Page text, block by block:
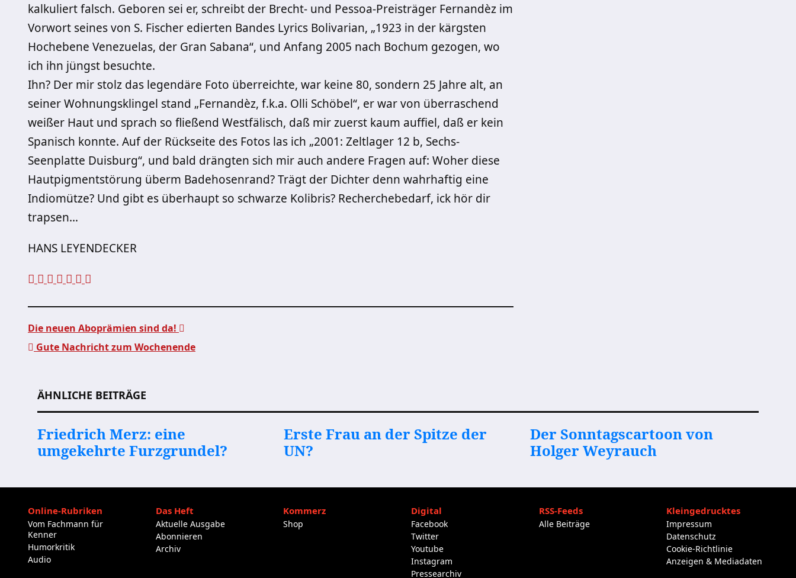
kalkuliert falsch. Geboren sei er, schreibt der Brecht- und Pessoa-Preisträger Fernandèz im
Vorwort seines von S. Fischer edierten Bandes Lyrics Bolivarian, „1923 in der kärgsten
Hochebene Venezuelas, der Gran Sabana“, und Anfang 2005 nach Bochum gezogen, wo
ich ihn jüngst besuchte.
Ihn? Der mir stolz das legendäre Foto überreichte, war keine 80, sondern 25 Jahre alt, an
seiner Wohnungsklingel stand „Fernandèz, f.k.a. Olli Schöbel“, er war von überraschend
weißer Haut und sprach so fließend Westfälisch, daß mir zuerst kaum auffiel, daß er kein
Spanisch konnte. Auf der Rückseite des Fotos las ich „2001: Zeltlager 12 b, Sechs-
Seenplatte Duisburg“, und bald drängten sich mir auch andere Fragen auf: Woher diese
Hautpigmentstörung überm Badehosenrand? Trägt der Dichter denn wahrhaftig eine
Indiomütze? Und gibt es überhaupt so schwarze Kolibris? Recherchebedarf, ick hör dir
trapsen…
HANS LEYENDECKER
Die neuen Aboprämien sind da!
Gute Nachricht zum Wochenende
ÄHNLICHE BEITRÄGE
Friedrich Merz: eine
umgekehrte Furzgrundel?
Erste Frau an der Spitze der
UN?
Der Sonntagscartoon von
Holger Weyrauch
Online-Rubriken
Vom Fachmann für
Kenner
Humorkritik
Audio
Das Heft
Aktuelle Ausgabe
Abonnieren
Archiv
Kommerz
Shop
Digital
Facebook
Twitter
Youtube
Instagram
Pressearchiv
RSS-Feeds
Alle Beiträge
Kleingedrucktes
Impressum
Datenschutz
Cookie-Richtlinie
Anzeigen & Mediadaten